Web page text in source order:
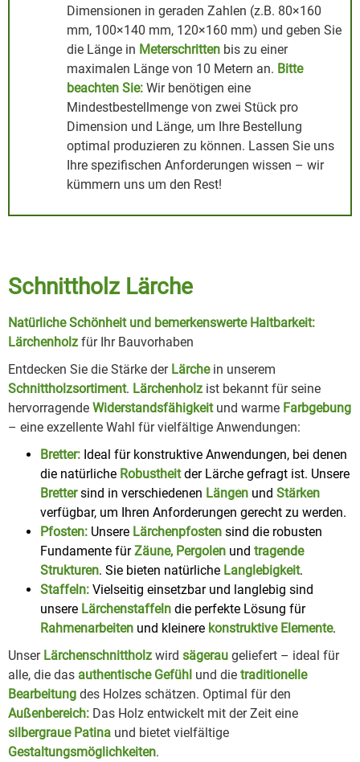
Dimensionen in geraden Zahlen (z.B. 80×160
mm, 100×140 mm, 120×160 mm) und geben Sie
die Länge in Meterschritten bis zu einer
maximalen Länge von 10 Metern an. Bitte
beachten Sie: Wir benötigen eine
Mindestbestellmenge von zwei Stück pro
Dimension und Länge, um Ihre Bestellung
optimal produzieren zu können. Lassen Sie uns
Ihre spezifischen Anforderungen wissen – wir
kümmern uns um den Rest!
Schnittholz Lärche
Natürliche Schönheit und bemerkenswerte Haltbarkeit:
Lärchenholz für Ihr Bauvorhaben
Entdecken Sie die Stärke der Lärchein unserem
Schnittholzsortiment. Lärchenholz ist bekannt für seine
hervorragende Widerstandsfähigkeitund warme Farbgebung
– eine exzellente Wahl für vielfältige Anwendungen:
Bretter: Ideal für konstruktive Anwendungen, bei denen
die natürliche Robustheitder Lärche gefragt ist. Unsere
Brettersind in verschiedenen Längen und Stärken
verfügbar, um Ihren Anforderungen gerecht zu werden.
Pfosten: Unsere Lärchenpfosten sind die robusten
Fundamente fürZäune, Pergolen und tragende
Strukturen. Sie bieten natürliche Langlebigkeit.
Staffeln: Vielseitig einsetzbar und langlebig sind
unsere Lärchenstaffeln die perfekte Lösung für
Rahmenarbeiten und kleinere konstruktive Elemente.
Unser Lärchenschnittholz wird sägerau geliefert – ideal für
alle, die das authentische Gefühl und die traditionelle
Bearbeitung des Holzes schätzen. Optimal für den
Außenbereich: Das Holz entwickelt mit der Zeit eine
silbergraue Patina und bietet vielfältige
Gestaltungsmöglichkeiten.